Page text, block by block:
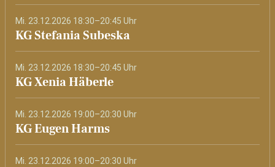
Mi. 23.12.2026 18:30–20:45 Uhr
KG Stefania Subeska
Mi. 23.12.2026 18:30–20:45 Uhr
KG Xenia Häberle
Mi. 23.12.2026 19:00–20:30 Uhr
KG Eugen Harms
Mi. 23.12.2026 19:00–20:30 Uhr